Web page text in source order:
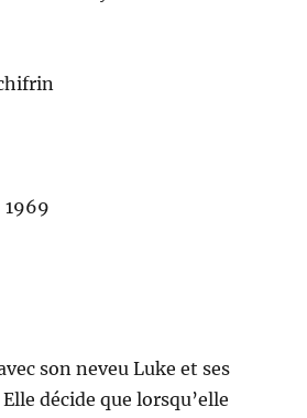
1969
son neveu Luke et ses
décide que lorsqu’elle